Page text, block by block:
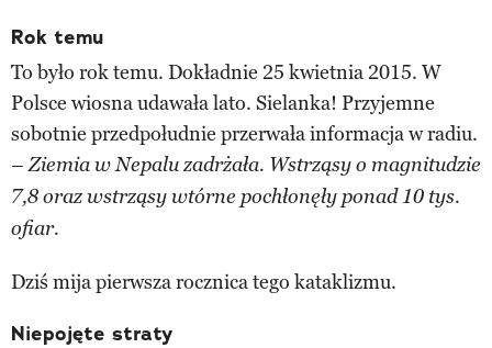
Rok temu
To było rok temu. Dokładnie 25 kwietnia 2015. W
Polsce wiosna udawała lato. Sielanka! Przyjemne
sobotnie przedpołudnie przerwała informacja w radiu.
– Ziemia w Nepalu zadrżała. Wstrząsy o magnitudzie
7,8 oraz wstrząsy wtórne pochłonęły ponad 10 tys.
ofiar.
Dziś mija pierwsza rocznica tego kataklizmu.
Niepojęte straty